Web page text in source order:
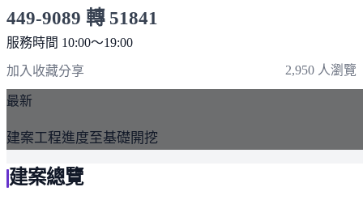
449-9089 轉 51841
服務時間 10:00～19:00
點擊上方掃描 QR Code 可快速撥打
加入收藏分享 2,950 人瀏覽
最新
建案工程進度至基礎開挖
建案總覽